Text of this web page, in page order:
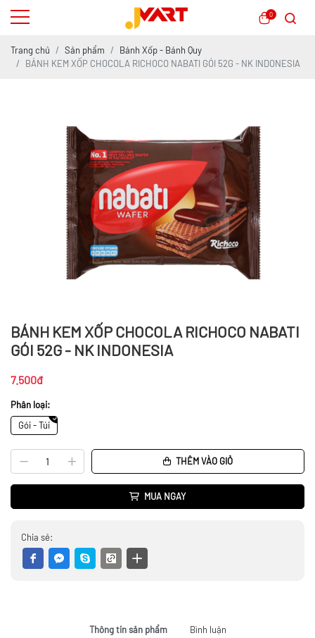
0
Trang chủ Sản phẩm
Bánh Xốp - Bánh Quy
BÁNH KEM XỐP CHOCOLA RICHOCO NABATI GÓI 52G - NK INDONESIA
BÁNH KEM XỐP CHOCOLA RICHOCO NABATI
GÓI 52G - NK INDONESIA
7.500đ
Phân loại:
Gói - Túi
THÊM VÀO GIỎ
MUA NGAY
Chia sẻ:
Thông tin sản phẩm Bình luận